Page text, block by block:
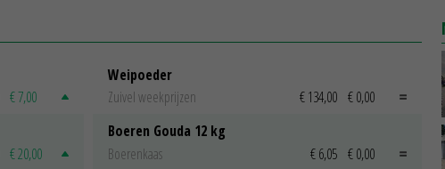
€ 7,00
€ 20,00
Weipoeder
Zuivel weekprijzen
€ 134,00 € 0,00
Boeren Gouda 12 kg
Boerenkaas
€ 6,05 € 0,00